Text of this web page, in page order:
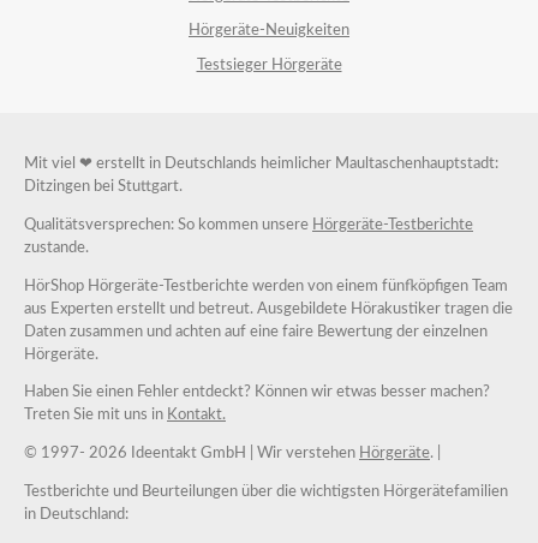
Hörgeräte-Neuigkeiten
Testsieger Hörgeräte
Mit viel ❤ erstellt in Deutschlands heimlicher Maultaschenhauptstadt:
Ditzingen bei Stuttgart.
Qualitätsversprechen: So kommen unsere Hörgeräte-Testberichte
zustande.
HörShop Hörgeräte-Testberichte werden von einem fünfköpfigen Team
aus Experten erstellt und betreut. Ausgebildete Hörakustiker tragen die
Daten zusammen und achten auf eine faire Bewertung der einzelnen
Hörgeräte.
Haben Sie einen Fehler entdeckt? Können wir etwas besser machen?
Treten Sie mit uns in Kontakt.
© 1997- 2026 Ideentakt GmbH | Wir verstehen Hörgeräte. |
Testberichte und Beurteilungen über die wichtigsten Hörgerätefamilien
in Deutschland: